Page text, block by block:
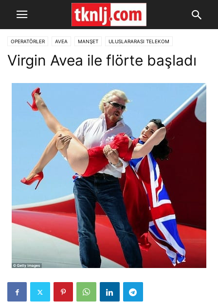
OPERATÖRLER AVEA MANŞET ULUSLARARASI TELEKOM
Virgin Avea ile flörte başladı